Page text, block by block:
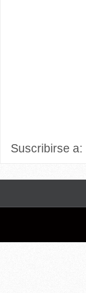
Suscribirse a: